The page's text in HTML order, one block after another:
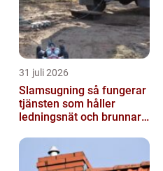
31 juli 2026
Slamsugning så fungerar
tjänsten som håller
ledningsnät och brunnar i